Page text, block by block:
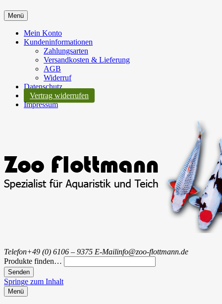
Menü
Mein Konto
Kundeninformationen
Zahlungsarten
Versandkosten & Lieferung
AGB
Widerruf
Datenschutz
Vertrag widerrufen
Impressum
Telefon+49 (0) 6106 – 9375 E-Mailinfo@zoo-flottmann.de
Produkte finden…
Springe zum Inhalt
Menü